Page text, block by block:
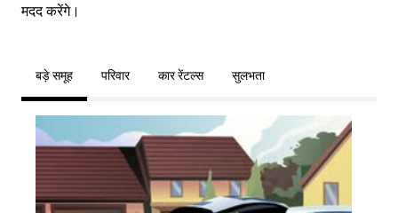
मदद करेंगे।
बड़े समूह परिवार कार रेंटल्स सुलभता